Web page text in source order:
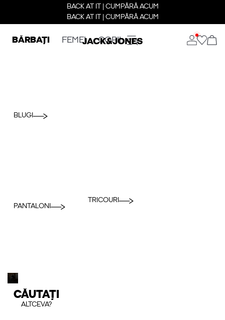
BACK AT IT | CUMPĂRĂ ACUM
BACK AT IT | CUMPĂRĂ ACUM
BĂRBAȚI FEMEI COPII
BLUGI
PANTALONI
TRICOURI
CĂUTAȚI
ALTCEVA?